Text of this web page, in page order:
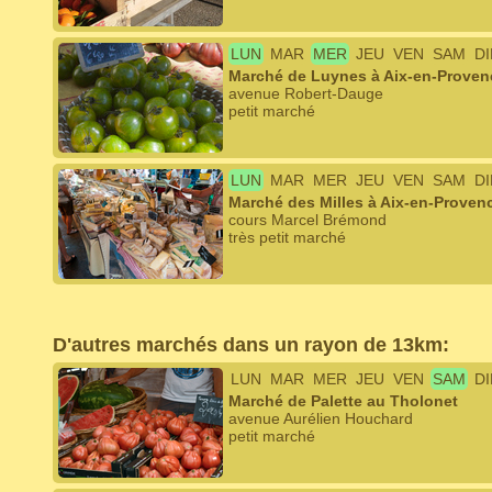
LUN MAR MER JEU VEN SAM
Marché de Luynes à Aix-en-
avenue Robert-Dauge
petit marché
LUN MAR MER JEU VEN SAM
Marché des Milles à Aix-en-
cours Marcel Brémond
très petit marché
D'autres marchés dans un rayon de 13km:
LUN MAR MER JEU VEN SAM
Marché de Palette au Tholonet
avenue Aurélien Houchard
petit marché